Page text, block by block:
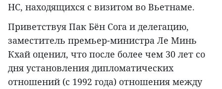
НС, находящихся с визитом во Вьетнаме.
Приветствуя Пак Бён Сога и делегацию,
заместитель премьер-министра Ле Минь
Кхай оценил, что после более чем 30 лет со
дня установления дипломатических
отношений (с 1992 года) отношения между